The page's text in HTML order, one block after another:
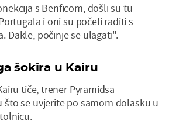
s Benficom, došli su tu
i oni su počeli raditi s
Dakle, počinje se ulagati".
šokira u Kairu
tiče, trener Pyramidsa
što se uvjerite po samom dolasku u